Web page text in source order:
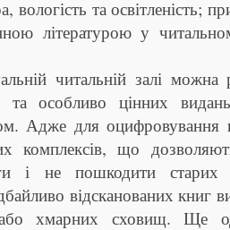
вологість та освітленість;
літературою у
читальній залі можна
та особливо цінних
Адже для оцифровування
комплексів, що
і не пошкодити старих
відсканованих книг
або хмарних сховищ. Ще